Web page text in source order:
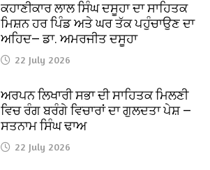
ਕਹਾਣੀਕਾਰ ਲਾਲ ਸਿੰਘ ਦਸੂਹਾ ਦਾ ਸਾਹਿਤਕ
ਮਿਸ਼ਨ ਹਰ ਪਿੰਡ ਅਤੇ ਘਰ ਤੱਕ ਪਹੁੰਚਾਉਣ ਦਾ
ਅਹਿਦ— ਡਾ. ਅਮਰਜੀਤ ਦਸੂਹਾ
22 July 2026
ਅਰਪਨ ਲਿਖਾਰੀ ਸਭਾ ਦੀ ਸਾਹਿਤਕ ਮਿਲਣੀ
ਵਿਚ ਰੰਗ ਬਰੰਗੇ ਵਿਚਾਰਾਂ ਦਾ ਗੁਲਦਤਾ ਪੇਸ਼ —
ਸਤਨਾਮ ਸਿੰਘ ਢਾਅ
22 July 2026